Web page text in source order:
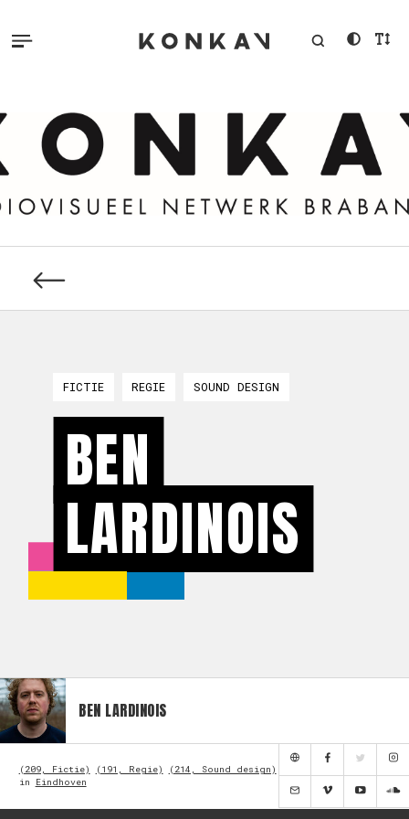
FICTIE REGIE SOUND DESIGN
BEN
LARDINOIS
BEN LARDINOIS
(209, Fictie) (191, Regie)
(214, Sound design)
in
Eindhoven